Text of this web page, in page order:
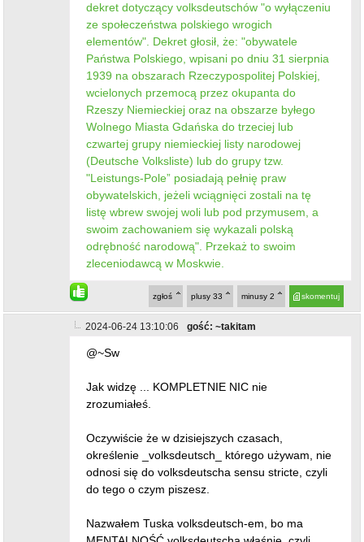
dekret dotyczący volksdeutschów "o wyłączeniu
ze społeczeństwa polskiego wrogich
elementów". Dekret głosił, że: "obywatele
Państwa Polskiego, wpisani po dniu 31 sierpnia
1939 na obszarach Rzeczypospolitej Polskiej,
wcielonych przemocą przez okupanta do
Rzeszy Niemieckiej oraz na obszarze byłego
Wolnego Miasta Gdańska do trzeciej lub
czwartej grupy niemieckiej listy narodowej
(Deutsche Volksliste) lub do grupy tzw.
"Leistungs-Pole” posiadają pełnię praw
obywatelskich, jeżeli wciągnięci zostali na tę
listę wbrew swojej woli lub pod przymusem, a
swoim zachowaniem się wykazali polską
odrębność narodową". Przekaż to swoim
zleceniodawcą w Moskwie.
skomentuj
minusy 2
plusy 33
zgłoś
2024-06-24 13:10:06 gość: ~takitam
@~Sw
Jak widzę ... KOMPLETNIE NIC nie
zrozumiałeś.
Oczywiście że w dzisiejszych czasach,
określenie _volksdeutsch_ którego używam, nie
odnosi się do volksdeutscha sensu stricte, czyli
do tego o czym piszesz.
Nazwałem Tuska volksdeutsch-em, bo ma